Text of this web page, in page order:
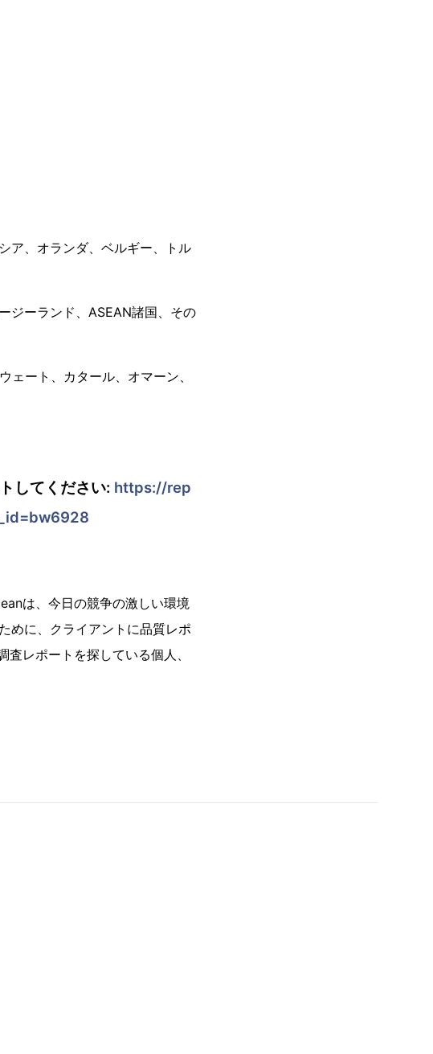
ア、オランダ、ベルギー、トル
ジーランド、ASEAN諸国、その
ート、カタール、オマーン、
してください: https://rep
は、今日の競争の激しい環境
めに、クライアントに品質レポ
レポートを探している個人、